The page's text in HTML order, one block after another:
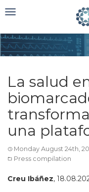
Toggle
La salud
una
Monday August 24th,
Press compilation
Creu Ibáñez,